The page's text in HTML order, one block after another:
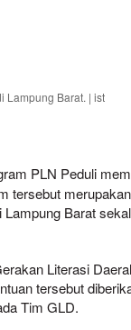
Lampung Barat. | ist
PLN Peduli
tersebut
Barat
Literasi
tersebut
Tim GLD.